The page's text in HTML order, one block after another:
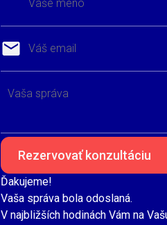
Ďakujeme!
Vaša správa bola odoslaná.
V najbližších hodinách Vám na